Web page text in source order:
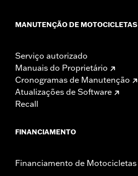
MANUTENÇÃO DE MOTOCICLETAS
Serviço autorizado
Manuais do Proprietário
Cronogramas de Manutenção
Atualizações de Software
Recall
FINANCIAMENTO
Financiamento de Motocicletas